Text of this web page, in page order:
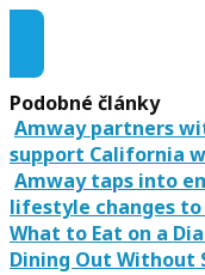
Audio ke stažení
Podobné články
Amway partners
support California
Amway taps into
lifestyle changes
What to Eat on a
Dining Out Without